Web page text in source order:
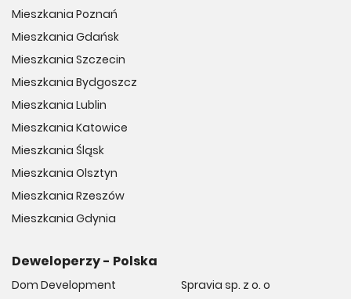
Mieszkania Poznań
Mieszkania Gdańsk
Mieszkania Szczecin
Mieszkania Bydgoszcz
Mieszkania Lublin
Mieszkania Katowice
Mieszkania Śląsk
Mieszkania Olsztyn
Mieszkania Rzeszów
Mieszkania Gdynia
Deweloperzy - Polska
Dom Development
Spravia sp. z o. o